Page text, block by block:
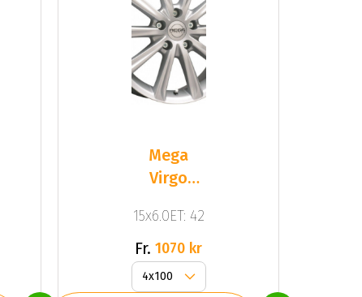
Mega
Virgo
15x6.0ET: 42
Fr. 1070 kr